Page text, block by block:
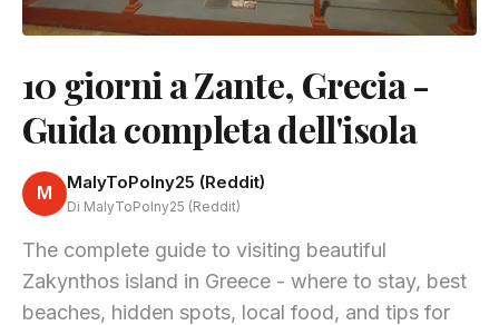
10 giorni a Zante, Grecia -
Guida completa dell'isola
M MalyToPolny25 (Reddit)
Di MalyToPolny25 (Reddit)
The complete guide to visiting beautiful
Zakynthos island in Greece - where to stay, best
beaches, hidden spots, local food, and tips for